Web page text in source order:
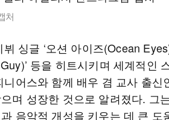
처
싱글 ‘오션 아이즈(Ocean
등을 히트시키며 세계적인
어스와 함께 배우 겸 교사 출신
며 성장한 것으로 알려졌다. 그
음악적 개성을 키우는 데 큰 도